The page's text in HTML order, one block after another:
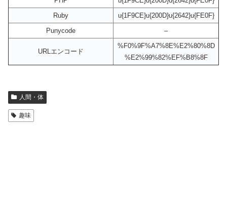
Ruby
u{1F9CE}u{200D}u{2642}u{FE0F}
Punycode
–
URLエンコード
%F0%9F%A7%8E%E2%80%8D
%E2%99%82%EF%B8%8F
人間・体
趣味